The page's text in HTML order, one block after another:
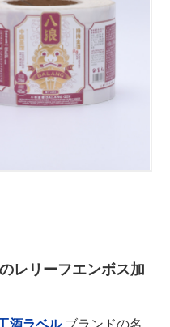
レリーフエンボス加